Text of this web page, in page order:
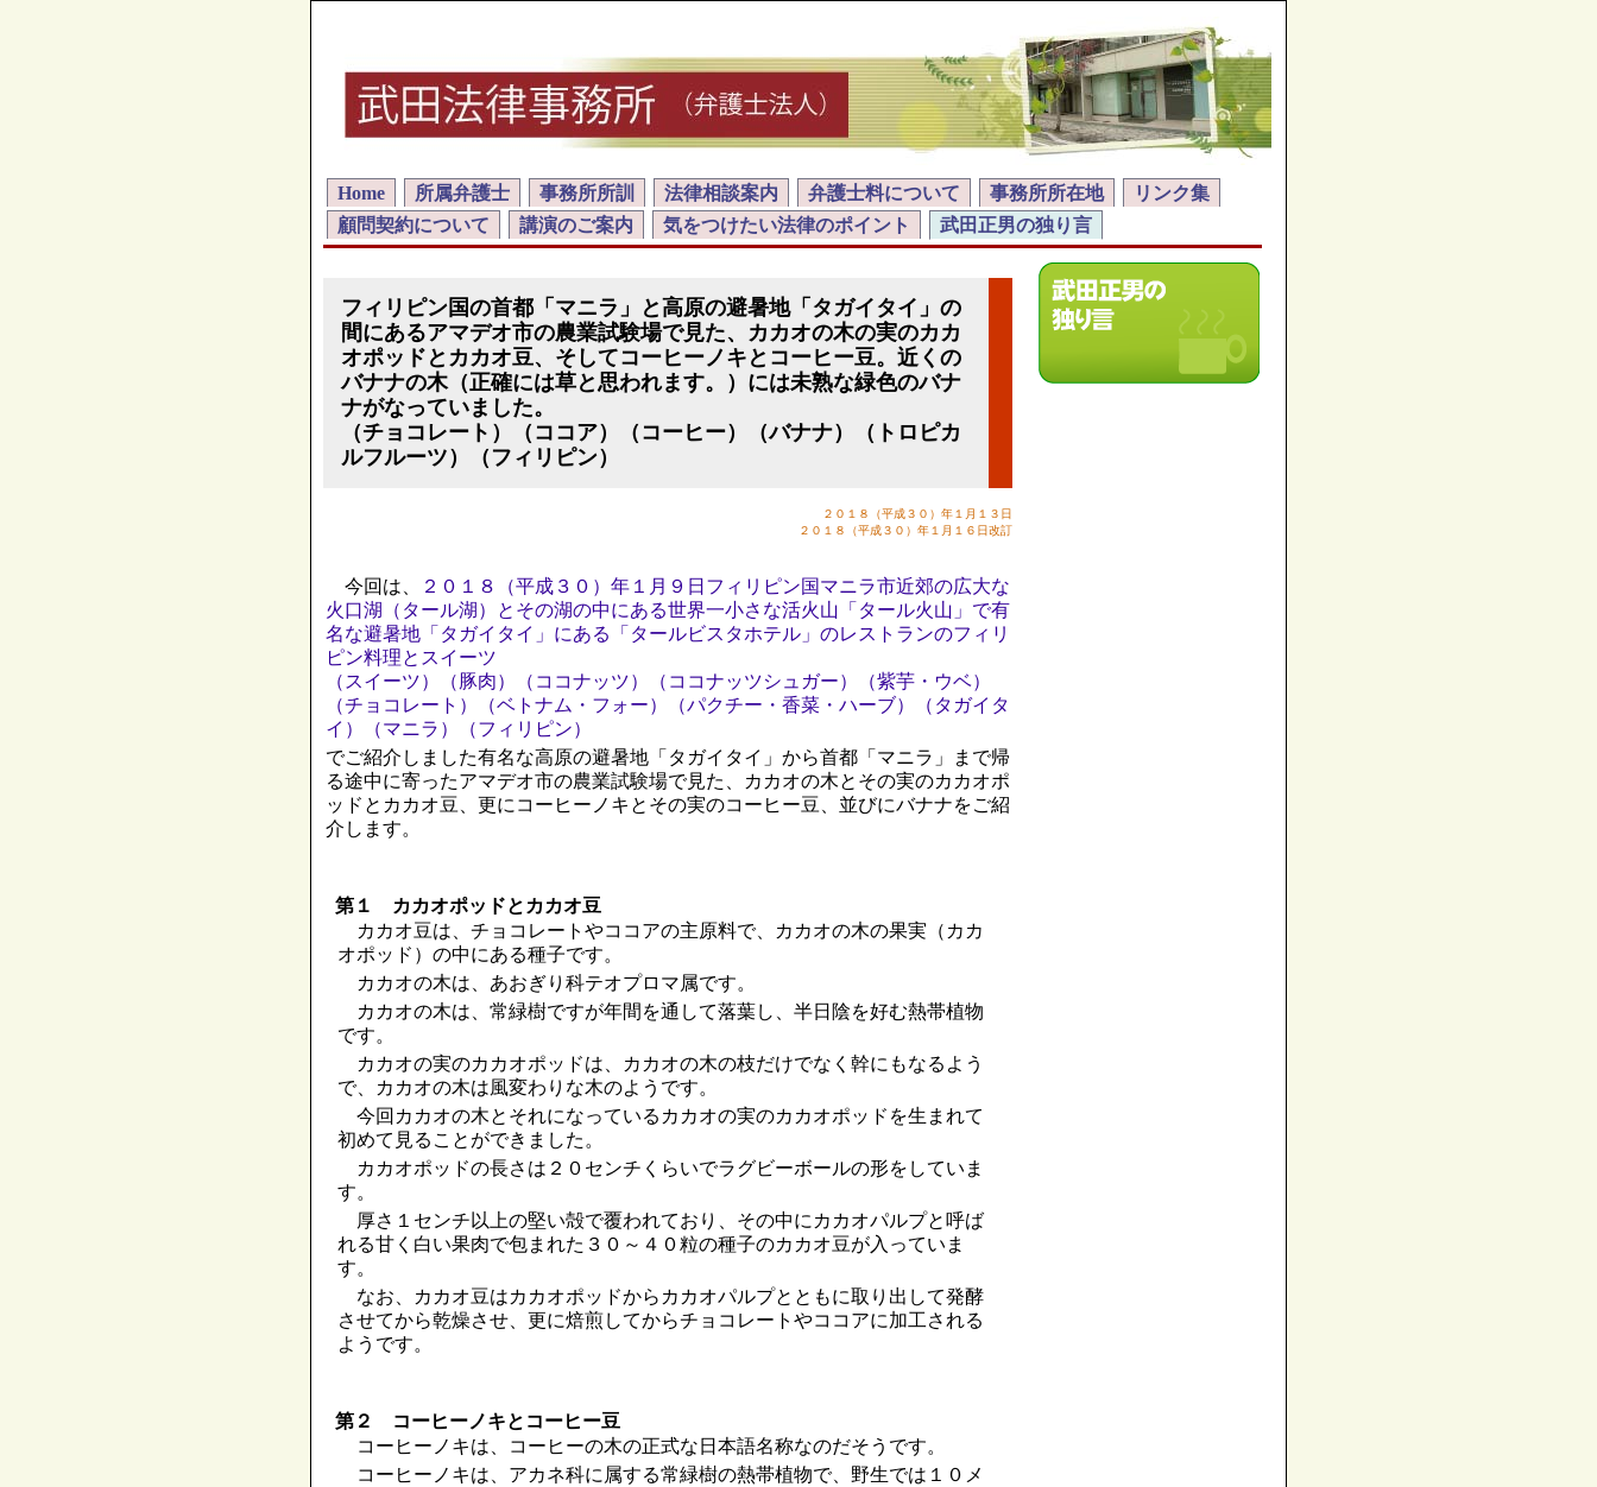
Home 所属弁護士 事務所所訓 法律相談案内 弁護士料について 事務所所在地
リンク集
顧問契約について
講演のご案内 気をつけたい法律のポイント 武田正男の独り言
フィリピン国の首都「マニラ」と高原の避暑地「タガイタイ」の
間にあるアマデオ市の農業試験場で見た、カカオの木の実のカカ
オポッドとカカオ豆、そしてコーヒーノキとコーヒー豆。近くの
バナナの木（正確には草と思われます。）には未熟な緑色のバナ
ナがなっていました。
（チョコレート）（ココア）（コーヒー）（バナナ）（トロピカ
ルフルーツ）（フィリピン）
２０１８（平成３０）年１月１３日
２０１８（平成３０）年１月１６日改訂
今回は、
２０１８（平成３０）年１月９日フィリピン国マニラ市近郊の広大な
火口湖（タール湖）とその湖の中にある世界一小さな活火山「タール火山」で有
名な避暑地「タガイタイ」にある「タールビスタホテル」のレストランのフィリ
ピン料理とスイーツ
（スイーツ）（豚肉）（ココナッツ）（ココナッツシュガー）（紫芋・ウベ）
（チョコレート）（ベトナム・フォー）（パクチー・香菜・ハーブ）（タガイタ
イ）（マニラ）（フィリピン）
でご紹介しました有名な高原の避暑地「タガイタイ」から首都「マニラ」まで帰
る途中に寄ったアマデオ市の農業試験場で見た、カカオの木とその実のカカオポ
ッドとカカオ豆、更にコーヒーノキとその実のコーヒー豆、並びにバナナをご紹
介します。
第１ カカオポッドとカカオ豆
カカオ豆は、チョコレートやココアの主原料で、カカオの木の果実（カカ
オポッド）の中にある種子です。
カカオの木は、あおぎり科テオプロマ属です。
カカオの木は、常緑樹ですが年間を通して落葉し、半日陰を好む熱帯植物
です。
カカオの実のカカオポッドは、カカオの木の枝だけでなく幹にもなるよう
で、カカオの木は風変わりな木のようです。
今回カカオの木とそれになっているカカオの実のカカオポッドを生まれて
初めて見ることができました。
カカオポッドの長さは２０センチくらいでラグビーボールの形をしていま
す。
厚さ１センチ以上の堅い殻で覆われており、その中にカカオパルプと呼ば
れる甘く白い果肉で包まれた３０～４０粒の種子のカカオ豆が入っていま
す。
なお、カカオ豆はカカオポッドからカカオパルプとともに取り出して発酵
させてから乾燥させ、更に焙煎してからチョコレートやココアに加工される
ようです。
第２ コーヒーノキとコーヒー豆
コーヒーノキは、コーヒーの木の正式な日本語名称なのだそうです。
コーヒーノキは、アカネ科に属する常緑樹の熱帯植物で、野生では１０メ